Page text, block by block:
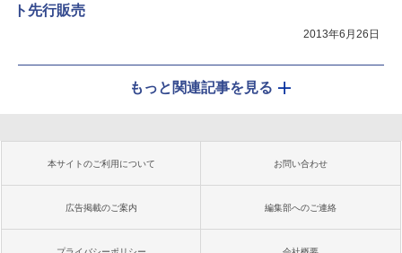
ト先行販売
2013年6月26日
もっと関連記事を見る
本サイトのご利用について お問い合わせ
広告掲載のご案内 編集部へのご連絡